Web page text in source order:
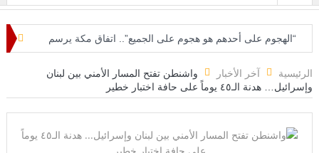
“الهجوم على أحدهم هو هجوم على الجميع”.. اتفاق مكة يرسم
تحالفاً دفاعياً جديداً ويضع واشنطن أمام اختبار صعب
“الهجوم على أحدهم هو هجوم على الجميع”.. اتفاق مكة يرسم
أوروبا تترقب… والسماء تستعد لمشهد لن يتكرر
الرئيسية آخر الأخبار
واشنطن تفتح المسار الأمني بين لبنان
وإسرائيل… هدنة الـ٤٥ يوماً على حافة اختبار خطير